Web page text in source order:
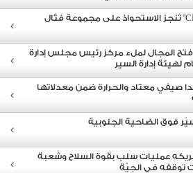
فتح المجال لملء مركز رئيس مجلس إدارة
لهيئة إدارة السير
صيفي معتاد والحرارة ضمن معدلاتها
فوق الضاحية الجنوبية
عمليات سلب بقوة السلاح وشعبة
توقفه في الجِيّة